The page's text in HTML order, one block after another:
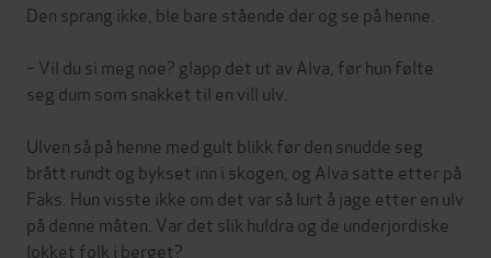
Den sprang ikke, ble bare stående der og se på henne.
– Vil du si meg noe? glapp det ut av Alva, før hun følte
seg dum som snakket til en vill ulv.
Ulven så på henne med gult blikk før den snudde seg
brått rundt og bykset inn i skogen, og Alva satte etter på
Faks. Hun visste ikke om det var så lurt å jage etter en ulv
på denne måten. Var det slik huldra og de underjordiske